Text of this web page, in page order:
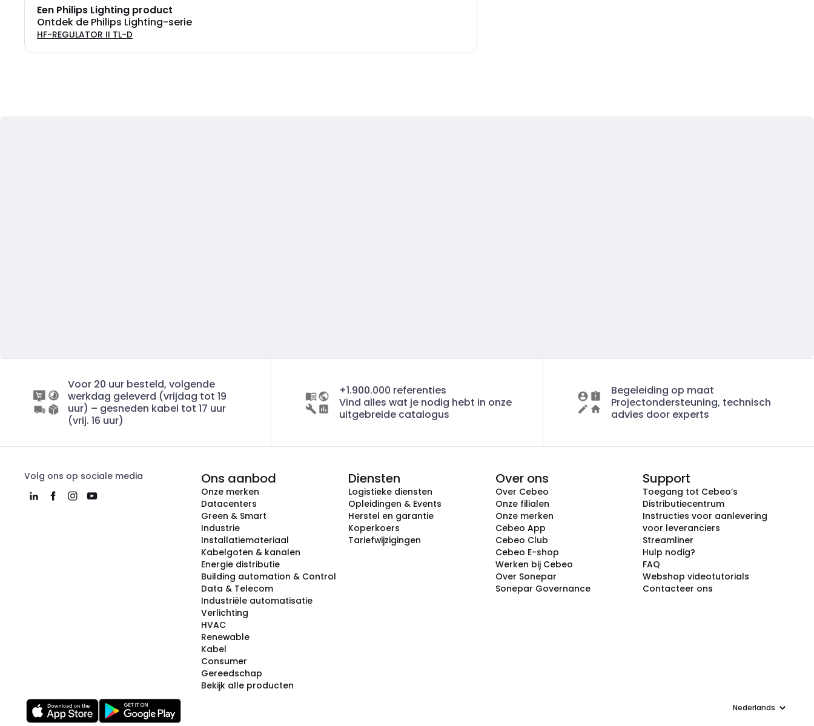
Een Philips Lighting product
Ontdek de Philips Lighting-serie
HF-REGULATOR II TL-D
Voor 20 uur besteld, volgende
werkdag geleverd (vrijdag tot 19
uur) – gesneden kabel tot 17 uur
(vrij. 16 uur)
+1.900.000 referenties
Vind alles wat je nodig hebt in onze
uitgebreide catalogus
Begeleiding op maat
Projectondersteuning, technisch
advies door experts
Volg ons op sociale media Ons aanbod
Onze merken
Datacenters
Green & Smart
Industrie
Installatiemateriaal
Kabelgoten & kanalen
Energie distributie
Building automation & Control
Data & Telecom
Industriële automatisatie
Verlichting
HVAC
Renewable
Kabel
Consumer
Gereedschap
Bekijk alle producten
Diensten
Logistieke diensten
Opleidingen & Events
Herstel en garantie
Koperkoers
Tariefwijzigingen
Over ons
Over Cebeo
Onze filialen
Onze merken
Cebeo App
Cebeo Club
Cebeo E-shop
Werken bij Cebeo
Over Sonepar
Sonepar Governance
Support
Toegang tot Cebeo’s
Distributiecentrum
Instructies voor aanlevering
voor leveranciers
Streamliner
Hulp nodig?
FAQ
Webshop videotutorials
Contacteer ons
Taal